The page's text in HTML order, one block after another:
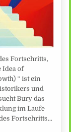
Fortschritts,
Idea of
“ ist ein
und
Bury das
im Laufe
Fortschritts…